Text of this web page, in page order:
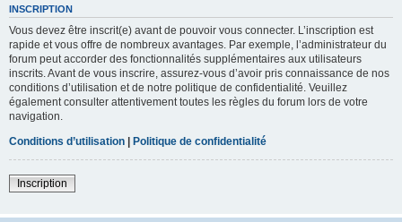
INSCRIPTION
Vous devez être inscrit(e) avant de pouvoir vous connecter. L’inscription est
rapide et vous offre de nombreux avantages. Par exemple, l’administrateur du
forum peut accorder des fonctionnalités supplémentaires aux utilisateurs
inscrits. Avant de vous inscrire, assurez-vous d’avoir pris connaissance de nos
conditions d’utilisation et de notre politique de confidentialité. Veuillez
également consulter attentivement toutes les règles du forum lors de votre
navigation.
Conditions d’utilisation | Politique de confidentialité
Inscription